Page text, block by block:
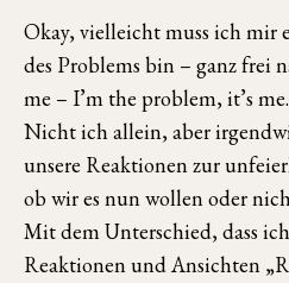
Okay, vielleicht muss ich mir
des Problems bin – ganz frei
me – I’m the problem, it’s me.
Nicht ich allein, aber
unsere Reaktionen zur
ob wir es nun wollen oder
Mit dem Unterschied, dass
Reaktionen und Ansichten